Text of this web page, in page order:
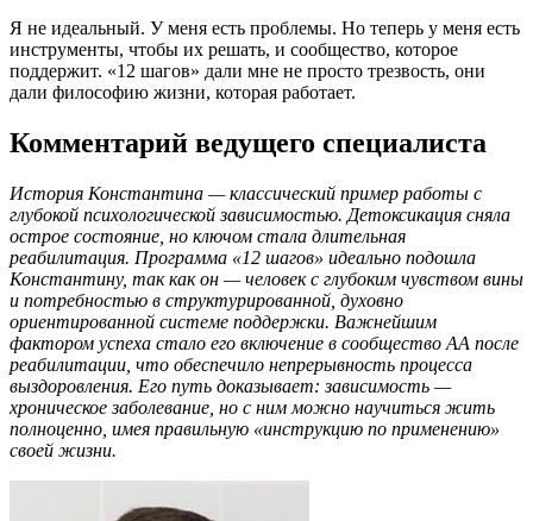
Я не идеальный. У меня есть проблемы. Но теперь у меня есть
инструменты, чтобы их решать, и сообщество, которое
поддержит. «12 шагов» дали мне не просто трезвость, они
дали философию жизни, которая работает.
Комментарий ведущего специалиста
История Константина — классический пример работы с
глубокой психологической зависимостью. Детоксикация сняла
острое состояние, но ключом стала длительная
реабилитация. Программа «12 шагов» идеально подошла
Константину, так как он — человек с глубоким чувством вины
и потребностью в структурированной, духовно
ориентированной системе поддержки. Важнейшим
фактором успеха стало его включение в сообщество АА после
реабилитации, что обеспечило непрерывность процесса
выздоровления. Его путь доказывает: зависимость —
хроническое заболевание, но с ним можно научиться жить
полноценно, имея правильную «инструкцию по применению»
своей жизни.